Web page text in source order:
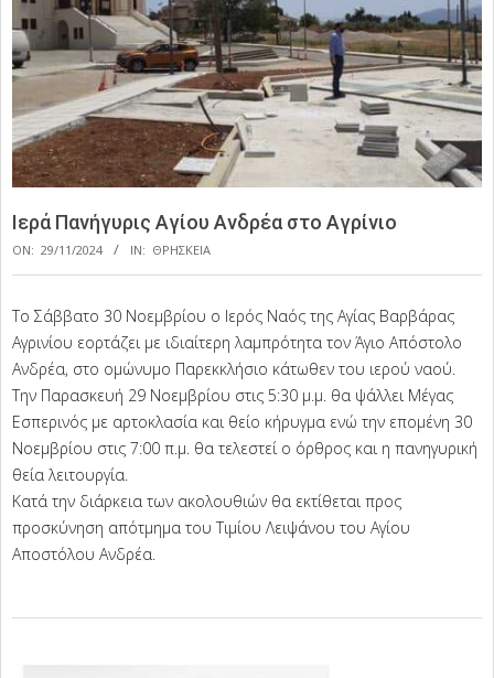
Ιερά Πανήγυρις Αγίου Ανδρέα στο Αγρίνιο
ON: 29/11/2024 IN: ΘΡΗΣΚΕΙΑ
Το Σάββατο 30 Νοεμβρίου ο Ιερός Ναός της Αγίας Βαρβάρας
Αγρινίου εορτάζει με ιδιαίτερη λαμπρότητα τον Άγιο Απόστολο
Ανδρέα, στο ομώνυμο Παρεκκλήσιο κάτωθεν του ιερού ναού.
Την Παρασκευή 29 Νοεμβρίου στις 5:30 μ.μ. θα ψάλλει Μέγας
Εσπερινός με αρτοκλασία και θείο κήρυγμα ενώ την επομένη 30
Νοεμβρίου στις 7:00 π.μ. θα τελεστεί ο όρθρος και η πανηγυρική
θεία λειτουργία.
Κατά την διάρκεια των ακολουθιών θα εκτίθεται προς
προσκύνηση απότμημα του Τιμίου Λειψάνου του Αγίου
Αποστόλου Ανδρέα.